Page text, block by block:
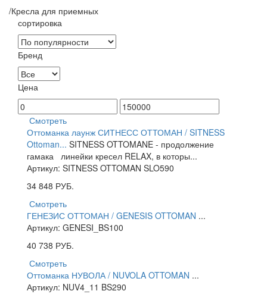
/Кресла для приемных
сортировка
Бренд
Цена
Смотреть
Оттоманка лаунж СИТНЕСС ОТТОМАН / SITNESS
Ottoman... SITNESS OTTOMANE - продолжение
гамака линейки кресел RELAX, в которы...
Артикул: SITNESS OTTOMAN SLO590
34 848 РУБ.
Смотреть
ГЕНЕЗИС ОТТОМАН / GENESIS OTTOMAN ...
Артикул: GENESI_BS100
40 738 РУБ.
Смотреть
Оттоманка НУВОЛА / NUVOLA OTTOMAN ...
Артикул: NUV4_11 BS290